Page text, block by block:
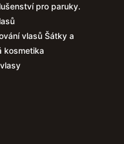
pro paruky.
vlasů Šátky a
kosmetika